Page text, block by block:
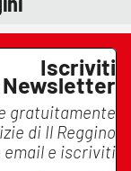
Iscriviti
Newsletter
gratuitamente
di Il Reggino
email e iscriviti